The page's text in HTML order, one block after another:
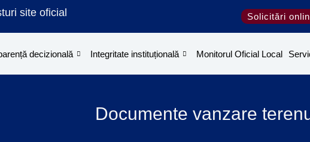
site oficial Solicitări
decizională Integritate instituțională Monitorul Oficial Local
Documente vanzare